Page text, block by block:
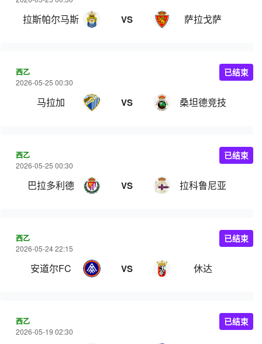
拉斯帕尔马斯 VS 萨拉戈萨
西乙
2026-05-25 00:30
马拉加 VS 桑坦德竞技
已结束
西乙
2026-05-25 00:30
巴拉多利德 VS 拉科鲁尼亚
已结束
西乙
2026-05-24 22:15
安道尔FC VS 休达
已结束
西乙
2026-05-19 02:30
已结束